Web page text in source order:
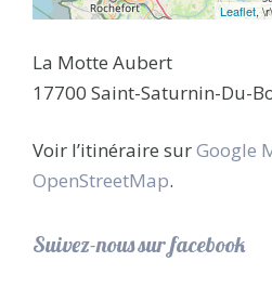
Leaflet,
La Motte Aubert
17700 Saint-Saturnin-Du-
Voir l’itinéraire surGoogle
OpenStreetMap.
Suivez-nous sur facebook